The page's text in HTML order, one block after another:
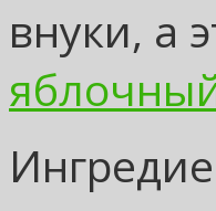
внуки, а